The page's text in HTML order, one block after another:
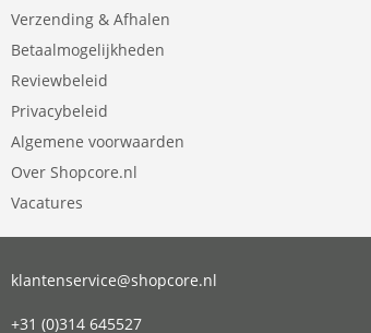
Verzending & Afhalen
Betaalmogelijkheden
Reviewbeleid
Privacybeleid
Algemene voorwaarden
Over Shopcore.nl
Vacatures
klantenservice@shopcore.nl
+31 (0)314 645527